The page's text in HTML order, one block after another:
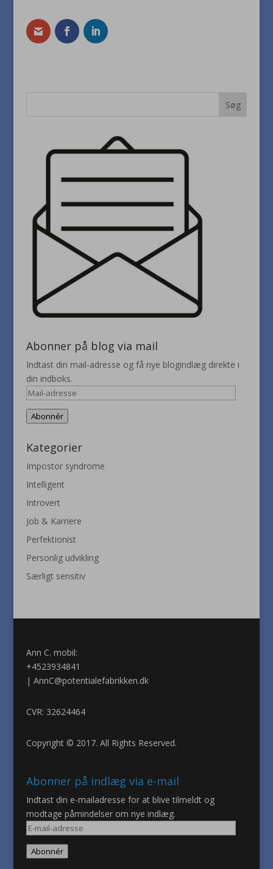
Abonner på blog via mail
Indtast din mail-adresse og få nye blogindlæg direkte i
din indboks.
Mail-
adresse
Abonnér
Kategorier
Impostor syndrome
Intelligent
Introvert
Job & Karriere
Perfektionist
Personlig udvikling
Særligt sensitiv
Ann C. mobil:
+4523934841
| AnnC@potentialefabrikken.dk
CVR: 32624464
Copyright © 2017. All Rights Reserved.
Abonner på indlæg via e-mail
Indtast din e-mailadresse for at blive tilmeldt og
modtage påmindelser om nye indlæg.
E-
adresse
Abonnér